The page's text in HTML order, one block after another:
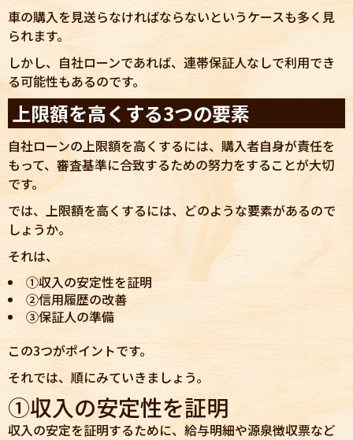
車の購入を見送らなければならないというケースも多く見
られます。
しかし、自社ローンであれば、連帯保証人なしで利用でき
る可能性もあるのです。
上限額を高くする3つの要素
自社ローンの上限額を高くするには、購入者自身が責任を
もって、審査基準に合致するための努力をすることが大切
です。
では、上限額を高くするには、どのような要素があるので
しょうか。
それは、
①収入の安定性を証明
②信用履歴の改善
③保証人の準備
この3つがポイントです。
それでは、順にみていきましょう。
①収入の安定性を証明
収入の安定を証明するために、給与明細や源泉徴収票など